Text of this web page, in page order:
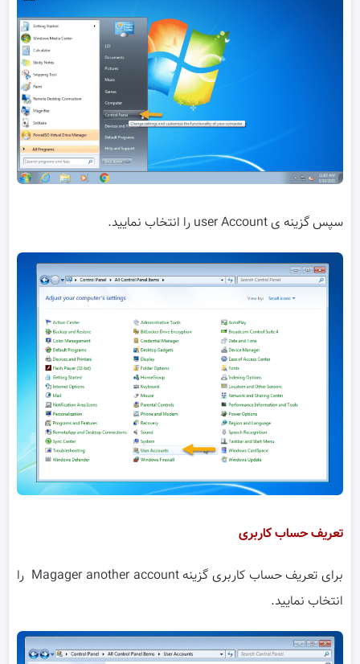
سپس گزینه ی user Account را انتخاب نمایید.
تعریف حساب کاربری
برای تعریف حساب کاربری گزینه Magager another account را
انتخاب نمایید.